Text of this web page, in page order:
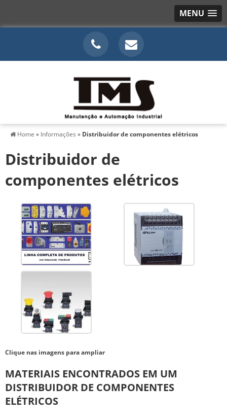
MENU
Home » Informações » Distribuidor de componentes elétricos
Distribuidor de
componentes elétricos
Clique nas imagens para ampliar
MATERIAIS ENCONTRADOS EM UM
DISTRIBUIDOR DE COMPONENTES
ELÉTRICOS